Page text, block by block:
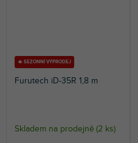
🔥 SEZONNÍ VÝPRODEJ
Furutech iD-35R 1,8 m
Skladem na prodejně (2 ks)